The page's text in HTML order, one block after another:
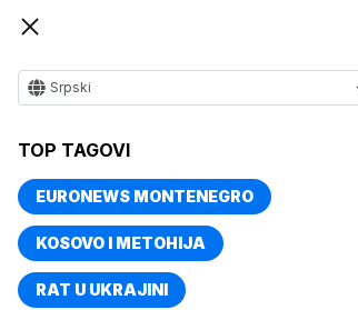
Srpski
TOP TAGOVI
EURONEWS MONTENEGRO
KOSOVO I METOHIJA
RAT U UKRAJINI
TOP TAGOVI